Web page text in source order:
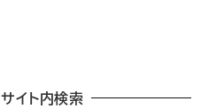
サイト内検索